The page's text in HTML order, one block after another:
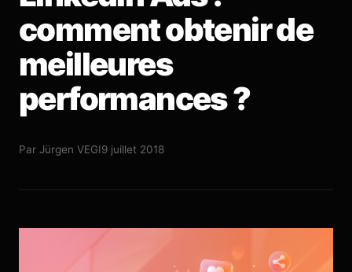
comment obtenir de
meilleures
performances ?
Par Jürgen VEGI9 juillet 2018